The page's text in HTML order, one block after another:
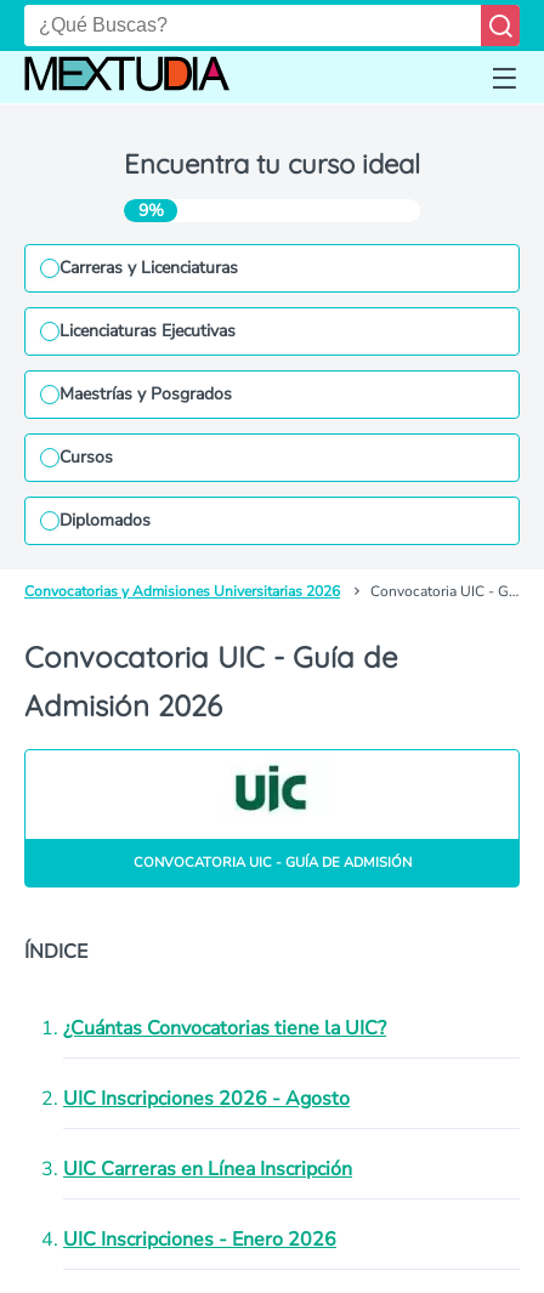
Encuentra tu curso ideal
9%
Carreras y Licenciaturas
Licenciaturas Ejecutivas
Maestrías y Posgrados
Cursos
Diplomados
Convocatorias y Admisiones Universitarias 2026 Convocatoria UIC - Guía de Admisión
Convocatoria UIC - Guía de
Admisión 2026
CONVOCATORIA UIC - GUÍA DE ADMISIÓN
ÍNDICE
¿Cuántas Convocatorias tiene la UIC?
UIC Inscripciones 2026 - Agosto
UIC Carreras en Línea Inscripción
UIC Inscripciones - Enero 2026